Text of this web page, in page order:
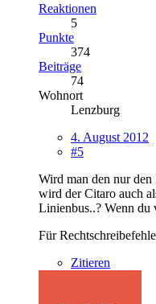
Reaktionen
5
Punkte
374
Beiträge
74
Wohnort
Lenzburg
4. August 2012
#5
Wird man den nur
wird der Citaro auch
Linienbus..? Wenn du
Für
Zitieren